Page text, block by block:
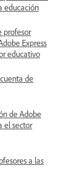
educación
profesor
Express
educativo
de
de Adobe
el sector
a las